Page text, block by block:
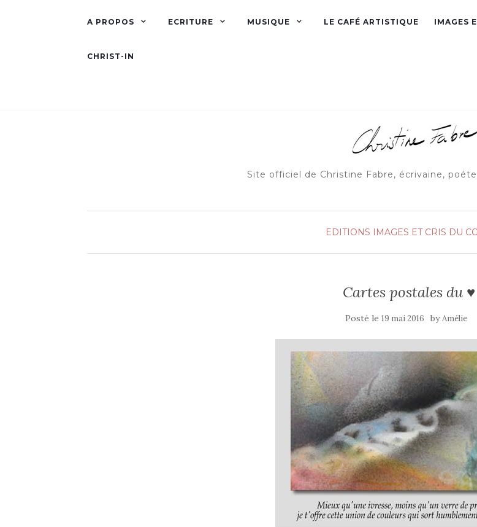
A PROPOS ECRITURE MUSIQUE LE CAFÉ ARTISTIQUE IMAGES
CHRIST-IN
Site officiel de Christine Fabre, écrivaine,
EDITIONS IMAGES ET CRIS DU
Cartes postales du ♥
Posté le 19 mai 2016 byAmélie